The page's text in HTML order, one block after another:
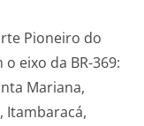
Pioneiro do
eixo da BR-369:
Mariana,
Itambaracá,